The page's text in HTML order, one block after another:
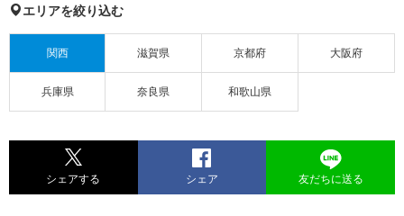
エリアを絞り込む
関西 滋賀県 京都府 大阪府
兵庫県 奈良県 和歌山県
シェアする シェア 友だちに送る